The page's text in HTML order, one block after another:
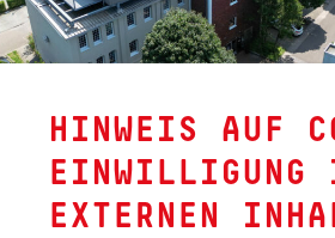
Bau 29
HINWEIS AUF
EINWILLIGUNG
EXTERNEN